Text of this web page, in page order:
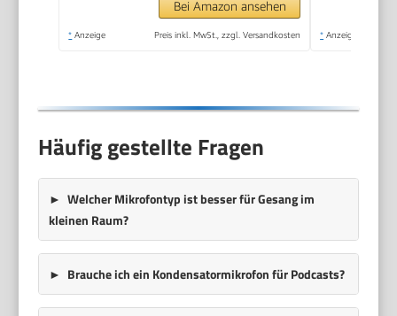
Bei Amazon ansehen
* Anzeige Preis inkl. MwSt., zzgl. Versandkosten * Anzeige
Häufig gestellte Fragen
Welcher Mikrofontyp ist besser für Gesang im
kleinen Raum?
Brauche ich ein Kondensatormikrofon für Podcasts?